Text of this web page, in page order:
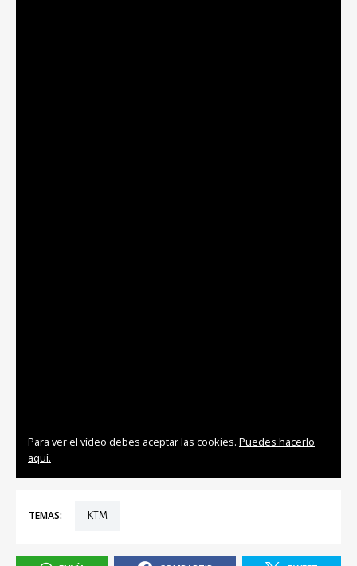
Para ver el vídeo debes aceptar las cookies. Puedes hacerlo
aquí.
TEMAS: KTM